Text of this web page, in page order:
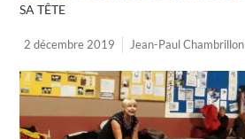
SA TÊTE
2 décembre 2019 Jean-Paul Chambrillon